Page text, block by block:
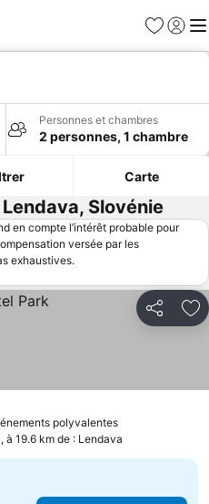
Favoris
Se
Personnes et chambres
2 personnes, 1 chambre
Carte
Slovénie
en compte l’intérêt probable pour
versée par les
exhaustives.
Partager
polyvalentes
à 19.6 km de : Lendava